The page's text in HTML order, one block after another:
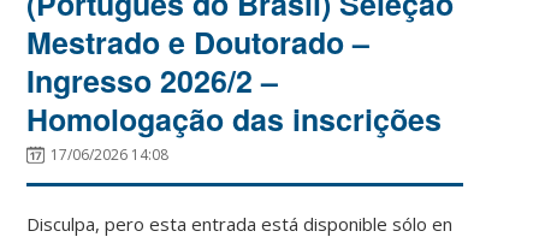
Mestrado e Doutorado –
Ingresso 2026/2 –
Homologação das inscrições
17/06/2026 14:08
Disculpa, pero esta entrada está disponible sólo en